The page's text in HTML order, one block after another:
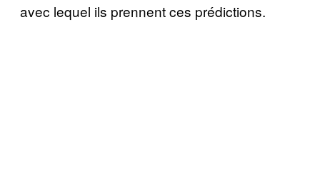
avec lequel ils prennent ces prédictions.